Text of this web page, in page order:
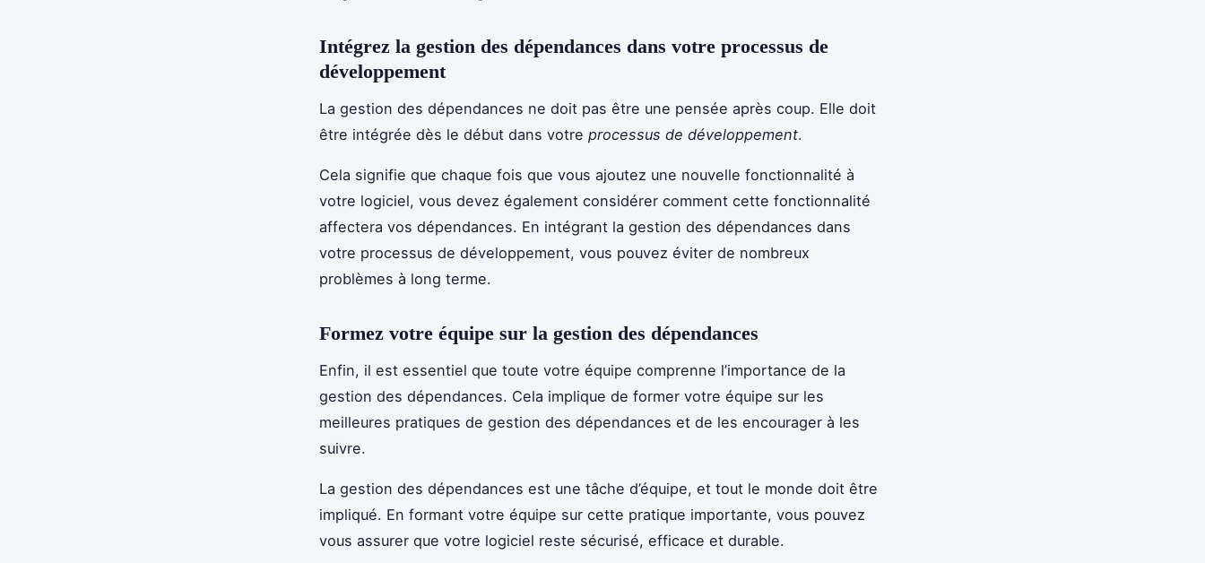
Intégrez la gestion des dépendances dans votre processus de
développement
La gestion des dépendances ne doit pas être une pensée après coup. Elle doit
être intégrée dès le début dans votre processus de développement.
Cela signifie que chaque fois que vous ajoutez une nouvelle fonctionnalité à
votre logiciel, vous devez également considérer comment cette fonctionnalité
affectera vos dépendances. En intégrant la gestion des dépendances dans
votre processus de développement, vous pouvez éviter de nombreux
problèmes à long terme.
Formez votre équipe sur la gestion des dépendances
Enfin, il est essentiel que toute votre équipe comprenne l’importance de la
gestion des dépendances. Cela implique de former votre équipe sur les
meilleures pratiques de gestion des dépendances et de les encourager à les
suivre.
La gestion des dépendances est une tâche d’équipe, et tout le monde doit être
impliqué. En formant votre équipe sur cette pratique importante, vous pouvez
vous assurer que votre logiciel reste sécurisé, efficace et durable.